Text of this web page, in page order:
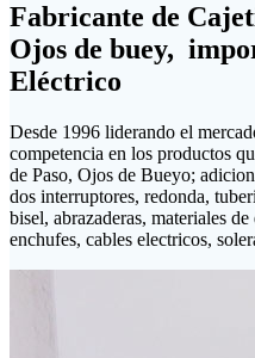
Fabricante de
Ojos de buey,
Eléctrico
Desde 1996 liderando el
competencia en los productos
de Paso, Ojos de Bueyo;
dos interruptores, redonda,
bisel, abrazaderas, materiales
enchufes, cables electricos,